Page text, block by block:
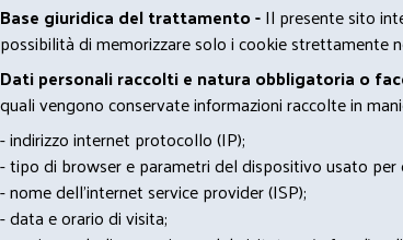
Base giuridica del trattamento -Il presente sito
possibilità di memorizzare solo i cookie strettamente
Dati personali raccolti e natura obbligatoria o
quali vengono conservate informazioni raccolte in
- indirizzo internet protocollo (IP);
- tipo di browser e parametri del dispositivo usato
- nome dell'internet service provider (ISP);
- data e orario di visita;